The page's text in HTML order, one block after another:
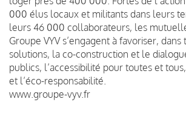
000 élus locaux et militants dans leurs
leurs 46 000 collaborateurs, les
Groupe VYV s’engagent à favoriser,
solutions, la co-construction et le
publics, l’accessibilité pour toutes et
et l’éco-responsabilité.
www.groupe-vyv.fr